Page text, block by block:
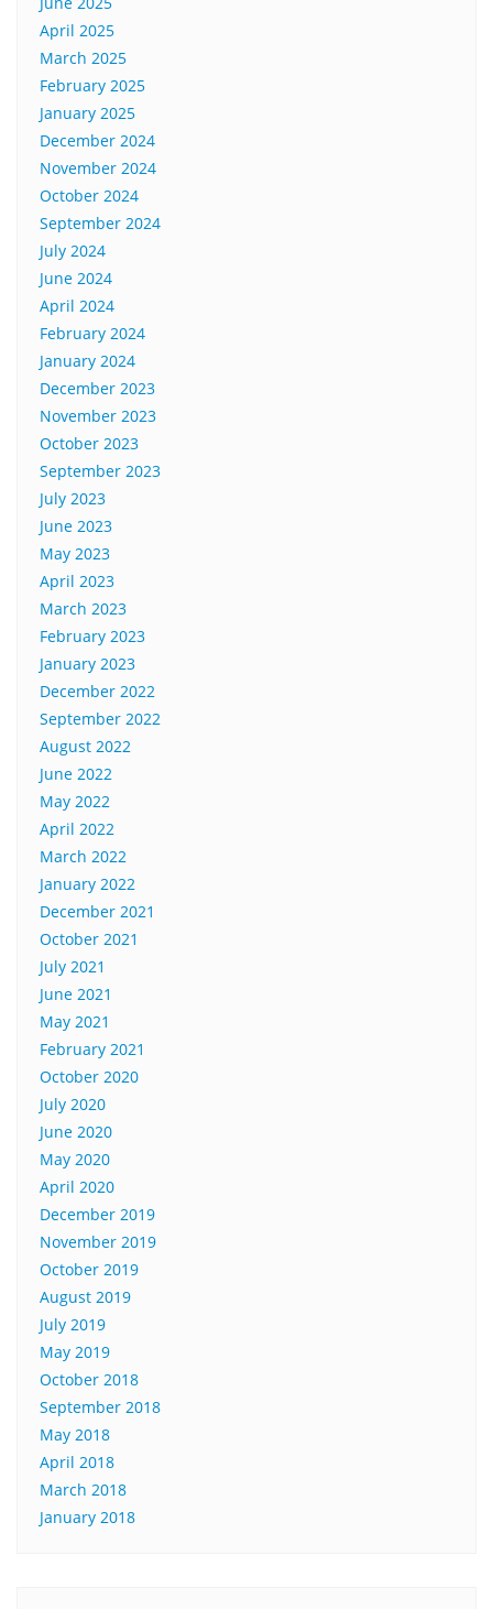
April 2025
March 2025
February 2025
January 2025
December 2024
November 2024
October 2024
September 2024
July 2024
June 2024
April 2024
February 2024
January 2024
December 2023
November 2023
October 2023
September 2023
July 2023
June 2023
May 2023
April 2023
March 2023
February 2023
January 2023
December 2022
September 2022
August 2022
June 2022
May 2022
April 2022
March 2022
January 2022
December 2021
October 2021
July 2021
June 2021
May 2021
February 2021
October 2020
July 2020
June 2020
May 2020
April 2020
December 2019
November 2019
October 2019
August 2019
July 2019
May 2019
October 2018
September 2018
May 2018
April 2018
March 2018
January 2018